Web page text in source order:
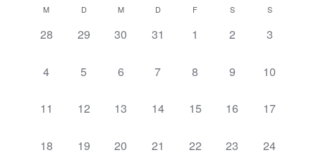
wählen.
Kalender
von
Veranstaltungen
M D M D F S S
0
28
0
29
0
30
0
31
0
1
0
2
0
3
0
4
0
5
0
6
0
7
0
8
0
9
0
10
0
11
0
12
0
13
0
14
0
15
0
16
0
17
0
18
0
19
0
20
0
21
0
22
0
23
0
24